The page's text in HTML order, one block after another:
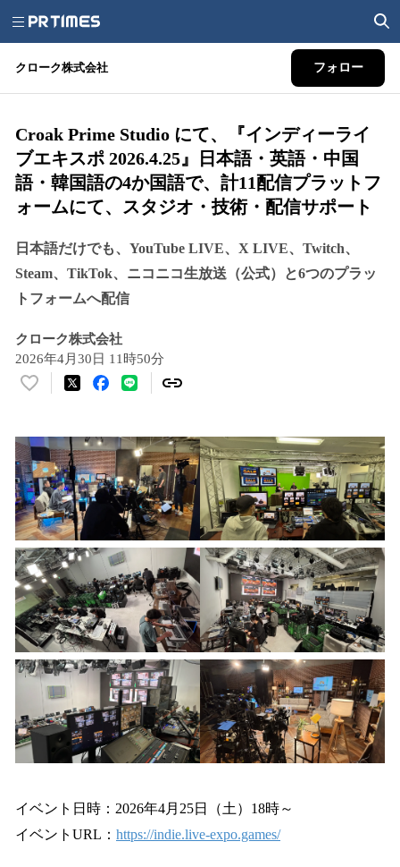
クローク株式会社 フォロー
Croak Prime Studio にて、『インディーライ
ブエキスポ 2026.4.25』日本語・英語・中国
語・韓国語の4か国語で、計11配信プラットフ
ォームにて、スタジオ・技術・配信サポート
日本語だけでも、YouTube LIVE、X LIVE、Twitch、
Steam、TikTok、ニコニコ生放送（公式）と6つのプラッ
トフォームへ配信
クローク株式会社
2026年4月30日 11時50分
い
！
数
を
読
み
込
み
中
で
す
イベント日時：2026年4月25日（土）18時～
イベントURL： https://indie.live-expo.games/